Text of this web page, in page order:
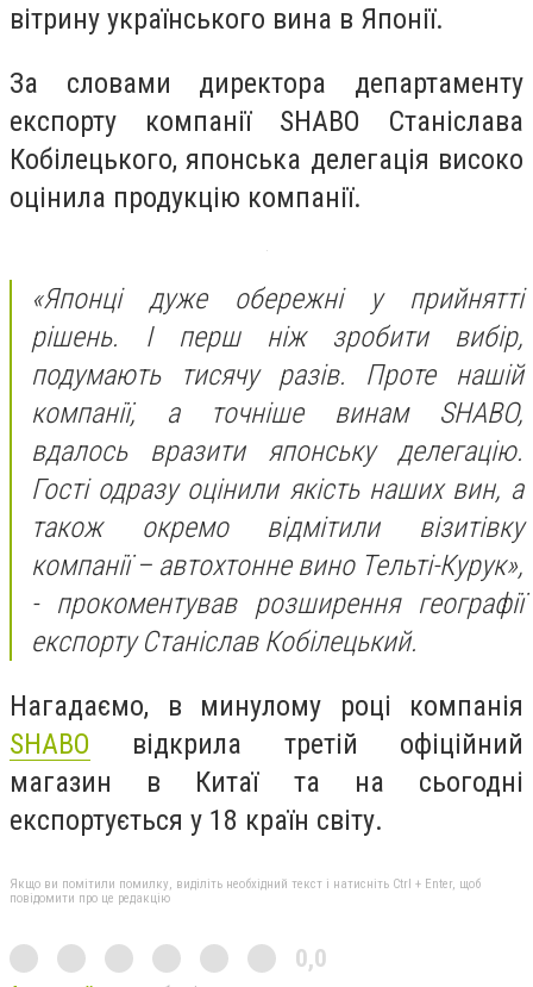
вітрину українського вина в Японії.
За словами директора департаменту
експорту компанії SHABO Станіслава
Кобілецького, японська делегація високо
оцінила продукцію компанії.
«Японці дуже обережні у прийнятті
рішень. І перш ніж зробити вибір,
подумають тисячу разів. Проте нашій
компанії, а точніше винам SHABO,
вдалось вразити японську делегацію.
Гості одразу оцінили якість наших вин, а
також окремо відмітили візитівку
компанії – автохтонне вино Тельті-Курук»,
- прокоментував розширення географії
експорту Станіслав Кобілецький.
Нагадаємо, в минулому році компанія
SHABO відкрила третій офіційний
магазин в Китаї та на сьогодні
експортується у 18 країн світу.
Якщо ви помітили помилку, виділіть необхідний текст і натисніть Ctrl + Enter, щоб
повідомити про це редакцію
0,0